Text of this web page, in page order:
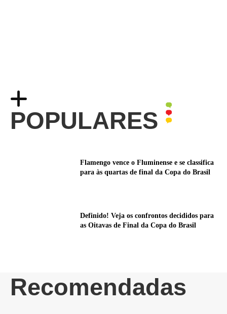
POPULARES
Flamengo vence o Fluminense e se classifica
para às quartas de final da Copa do Brasil
Definido! Veja os confrontos decididos para
as Oitavas de Final da Copa do Brasil
Recomendadas